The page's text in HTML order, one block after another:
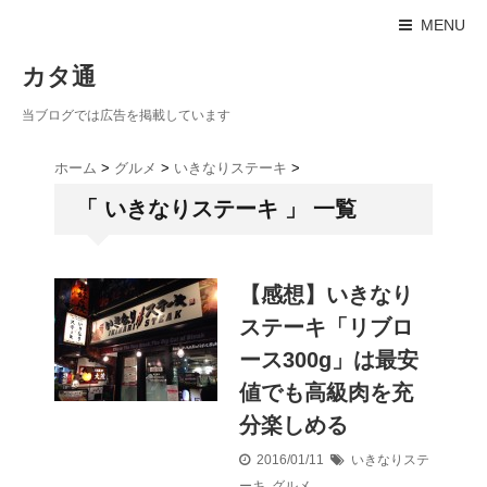
MENU
カタ通
当ブログでは広告を掲載しています
ホーム > グルメ > いきなりステーキ >
「 いきなりステーキ 」 一覧
【感想】いきなり
ステーキ「リブロ
ース300g」は最安
値でも高級肉を充
分楽しめる
2016/01/11
いきなりステ